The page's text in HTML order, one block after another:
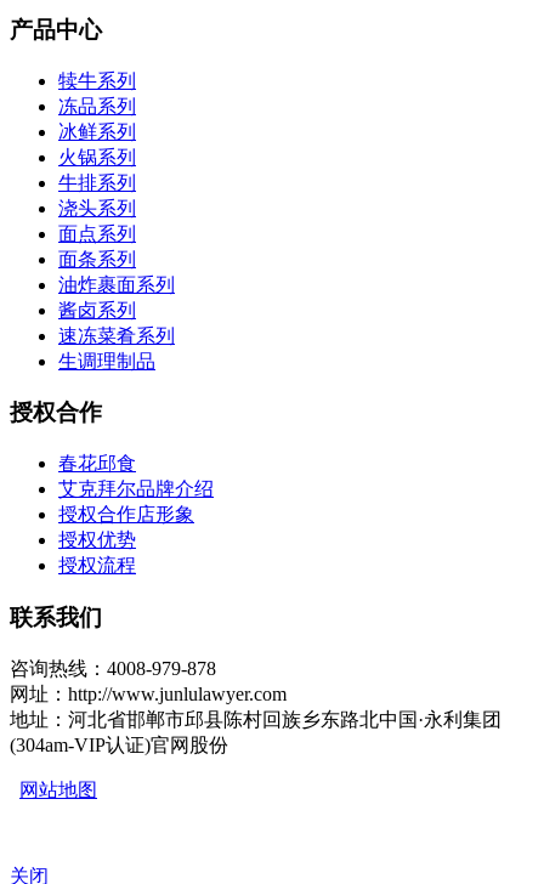
产品中心
犊牛系列
冻品系列
冰鲜系列
火锅系列
牛排系列
浇头系列
面点系列
面条系列
油炸裹面系列
酱卤系列
速冻菜肴系列
生调理制品
授权合作
春花邱食
艾克拜尔品牌介绍
授权合作店形象
授权优势
授权流程
联系我们
咨询热线：4008-979-878
网址：http://www.junlulawyer.com
地址：河北省邯郸市邱县陈村回族乡东路北中国·永利集团
(304am-VIP认证)官网股份
网站地图
关闭